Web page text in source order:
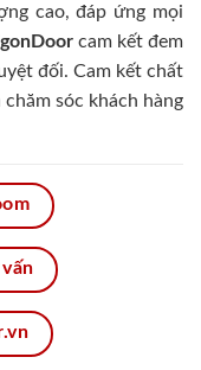
cao, đáp ứng mọi
cam kết đem
đối. Cam kết chất
sóc khách hàng